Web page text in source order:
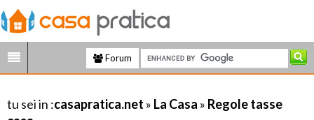
Forum
tu sei in :casapratica.net » La Casa » Regole tasse